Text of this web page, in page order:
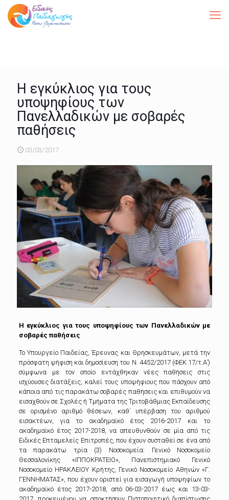
Η εγκύκλιος για τους
υποψηφίους των
Πανελλαδικών με σοβαρές
παθήσεις
03/03/2017
Η εγκύκλιος για τους υποψηφίους των Πανελλαδικών με
σοβαρές παθήσεις
Το Υπουργείο Παιδείας, Έρευνας και Θρησκευμάτων, μετά την
πρόσφατη ψήφιση και δημοσίευση του Ν. 4452/2017 (ΦΕΚ 17/τ.Α’)
σύμφωνα με τον οποίο εντάχθηκαν νέες παθήσεις στις
ισχύουσες διατάξεις, καλεί τους υποψήφιους που πάσχουν από
κάποια από τις παρακάτω σοβαρές παθήσεις και επιθυμούν να
εισαχθούν σε Σχολές ή Τμήματα της Τριτοβάθμιας Εκπαίδευσης
σε ορισμένο αριθμό θέσεων, καθ΄ υπέρβαση του αριθμού
εισακτέων, για το ακαδημαϊκό έτος 2016-2017 και το
ακαδημαϊκό έτος 2017-2018, να απευθυνθούν σε μία από τις
Ειδικές Επταμελείς Επιτροπές, που έχουν συσταθεί σε ένα από
τα παρακάτω τρία (3) Νοσοκομεία: Γενικό Νοσοκομείο
Θεσσαλονίκης «ΙΠΠΟΚΡΑΤΕΙΟ», Πανεπιστημιακό Γενικό
Νοσοκομείο ΗΡΑΚΛΕΙΟΥ Κρήτης, Γενικό Νοσοκομείο Αθηνών «Γ.
ΓΕΝΝΗΜΑΤΑΣ», που έχουν οριστεί για εισαγωγή υποψηφίων το
ακαδημαϊκό έτος 2017-2018, από 06-03-2017 έως και 13-03-